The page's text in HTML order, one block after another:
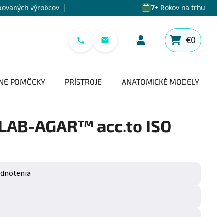
výrobcov 7+Rokov na trhu
NÁKUPNÝ
€0
POMÔCKY PRÍSTROJE ANATOMICKÉ MODELY
AGAR™ acc.to ISO
0,0 z 5 hviezdičiek.